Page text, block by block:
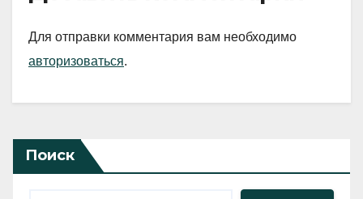
Для отправки комментария вам необходимо
авторизоваться.
Поиск